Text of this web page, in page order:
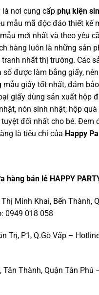
là nơi cung cấp phụ kiện
mẫu mã độc đáo thiết kế
mới nhất và theo yêu
hàng luôn là những sản
nhất thị trường. Các
số được làm bằng giấy,
giấy tốt nhất, đảm
giấy dùng sản xuất hộp
nón sinh nhật, hộp
đối nhất cho bé. Đem
là tiêu chí của Happy
hàng bán lẻ HAPPY
Minh Khai, Bến Thành,
0949 018 058
Trị, P1, Q.Gò Vấp –
Tân Thành, Quận Tân Phú